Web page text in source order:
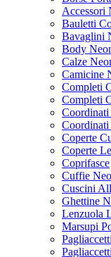
Accessori
Bauletti
Bavaglini
Body
Calze
Camicine
Completi
Completi
Coperte
Coperte
Coprifasce
Cuffie
Cuscini
Ghettine
Lenzuola
Marsupi